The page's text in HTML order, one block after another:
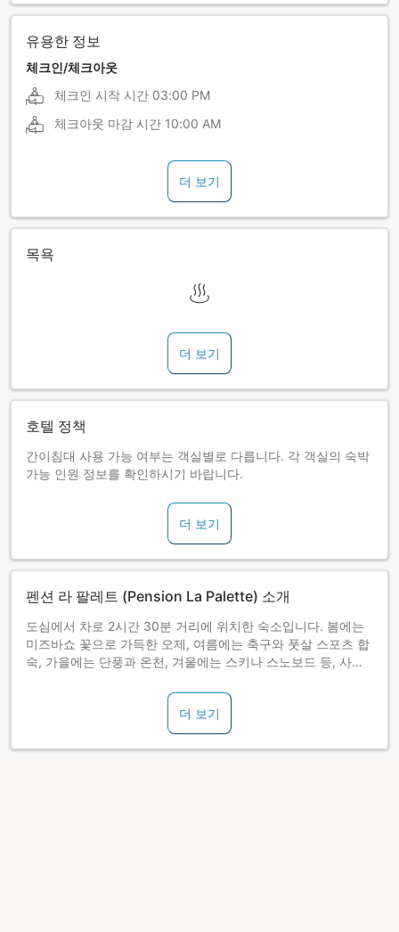
유용한 정보
체크인/체크아웃
체크인 시작 시간 03:00 PM
체크아웃 마감 시간 10:00 AM
더 보기
목욕
더 보기
호텔 정책
간이침대 사용 가능 여부는 객실별로 다릅니다. 각 객실의 숙박
가능 인원 정보를 확인하시기 바랍니다.
더 보기
펜션 라 팔레트 (Pension La Palette) 소개
도심에서 차로 2시간 30분 거리에 위치한 숙소입니다. 봄에는
미즈바쇼 꽃으로 가득한 오제, 여름에는 축구와 풋살 스포츠 합
숙, 가을에는 단풍과 온천, 겨울에는 스키나 스노보드 등, 사계
더 보기